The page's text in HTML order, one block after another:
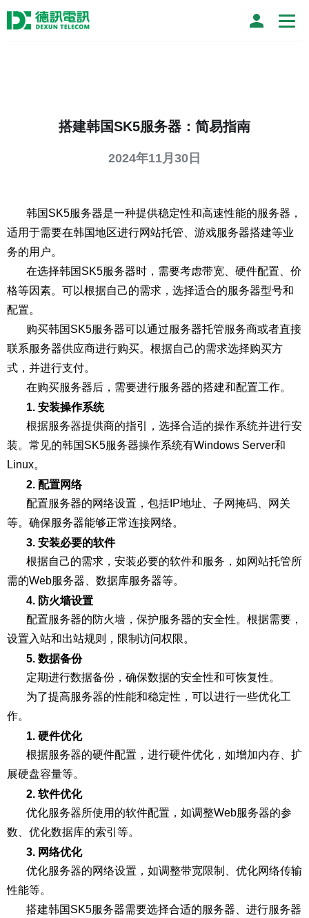
搭建韩国SK5服务器：简易指南
2024年11月30日
韩国SK5服务器是一种提供稳定性和高速性能的服务器，
适用于需要在韩国地区进行网站托管、游戏服务器搭建等业
务的用户。
在选择韩国SK5服务器时，需要考虑带宽、硬件配置、价
格等因素。可以根据自己的需求，选择适合的服务器型号和
配置。
购买韩国SK5服务器可以通过服务器托管服务商或者直接
联系服务器供应商进行购买。根据自己的需求选择购买方
式，并进行支付。
在购买服务器后，需要进行服务器的搭建和配置工作。
1. 安装操作系统
根据服务器提供商的指引，选择合适的操作系统并进行安
装。常见的韩国SK5服务器操作系统有Windows Server和
Linux。
2. 配置网络
配置服务器的网络设置，包括IP地址、子网掩码、网关
等。确保服务器能够正常连接网络。
3. 安装必要的软件
根据自己的需求，安装必要的软件和服务，如网站托管所
需的Web服务器、数据库服务器等。
4. 防火墙设置
配置服务器的防火墙，保护服务器的安全性。根据需要，
设置入站和出站规则，限制访问权限。
5. 数据备份
定期进行数据备份，确保数据的安全性和可恢复性。
为了提高服务器的性能和稳定性，可以进行一些优化工
作。
1. 硬件优化
根据服务器的硬件配置，进行硬件优化，如增加内存、扩
展硬盘容量等。
2. 软件优化
优化服务器所使用的软件配置，如调整Web服务器的参
数、优化数据库的索引等。
3. 网络优化
优化服务器的网络设置，如调整带宽限制、优化网络传输
性能等。
搭建韩国SK5服务器需要选择合适的服务器、进行服务器